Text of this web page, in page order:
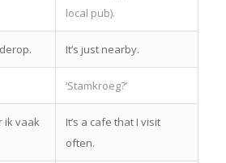
local pub).
It’s just nearby.
‘Stamkroeg?’
ik vaak
It’s a cafe that I visit
often.